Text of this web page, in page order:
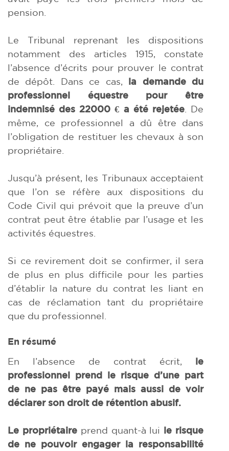
pension.
Le Tribunal reprenant les dispositions
notamment des articles 1915, constate
l’absence d’écrits pour prouver le contrat
de dépôt. Dans ce cas, la demande du
professionnel équestre pour être
indemnisé des 22000 € a été rejetée. De
même, ce professionnel a dû être dans
l’obligation de restituer les chevaux à son
propriétaire.
Jusqu’à présent, les Tribunaux acceptaient
que l’on se réfère aux dispositions du
Code Civil qui prévoit que la preuve d’un
contrat peut être établie par l’usage et les
activités équestres.
Si ce revirement doit se confirmer, il sera
de plus en plus difficile pour les parties
d’établir la nature du contrat les liant en
cas de réclamation tant du propriétaire
que du professionnel.
En résumé
En l’absence de contrat écrit, le
professionnel prend le risque d’une part
de ne pas être payé mais aussi de voir
déclarer son droit de rétention abusif.
Le propriétaireprend quant-à lui le risque
de ne pouvoir engager la responsabilité